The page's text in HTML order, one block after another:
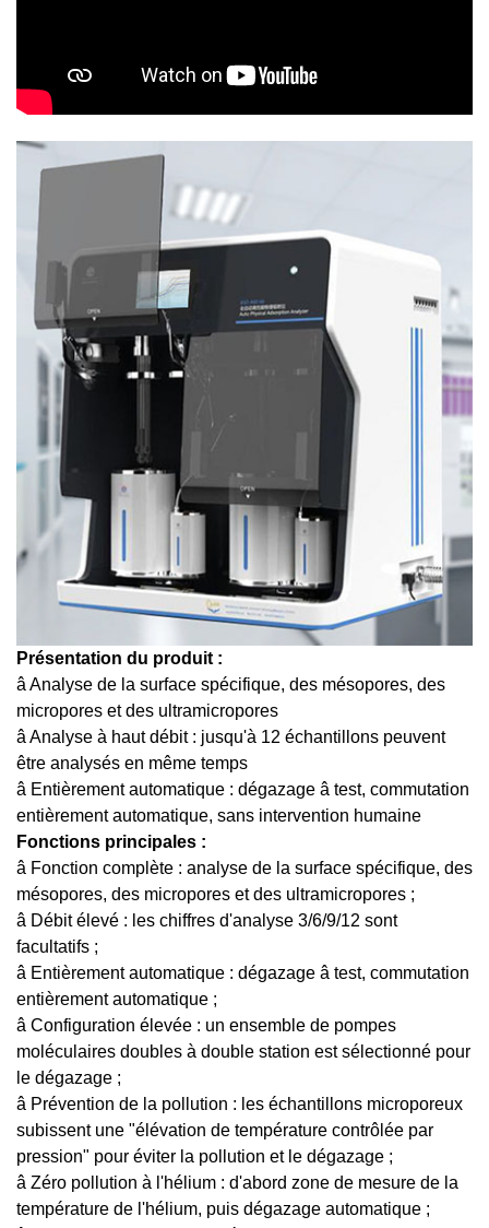
Présentation du produit :
â Analyse de la surface spécifique, des mésopores, des
micropores et des ultramicropores
â Analyse à haut débit : jusqu'à 12 échantillons peuvent
être analysés en même temps
â Entièrement automatique : dégazage â test, commutation
entièrement automatique, sans intervention humaine
Fonctions principales :
â Fonction complète : analyse de la surface spécifique, des
mésopores, des micropores et des ultramicropores ;
â Débit élevé : les chiffres d'analyse 3/6/9/12 sont
facultatifs ;
â Entièrement automatique : dégazage â test, commutation
entièrement automatique ;
â Configuration élevée : un ensemble de pompes
moléculaires doubles à double station est sélectionné pour
le dégazage ;
â Prévention de la pollution : les échantillons microporeux
subissent une "élévation de température contrôlée par
pression" pour éviter la pollution et le dégazage ;
â Zéro pollution à l'hélium : d'abord zone de mesure de la
température de l'hélium, puis dégazage automatique ;